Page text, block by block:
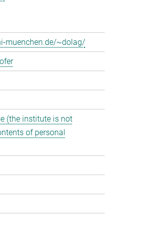
muenchen.de/~dolag/
(the institute is not
of personal